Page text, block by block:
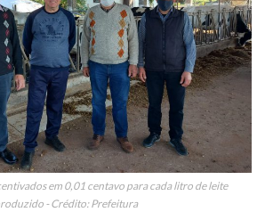
em 0,01 centavo para cada litro de leite
- Crédito: Prefeitura